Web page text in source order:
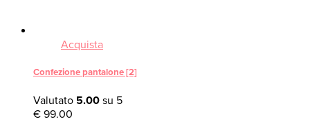
Acquista
Confezione pantalone [2]
Valutato 5.00 su 5
€ 99.00